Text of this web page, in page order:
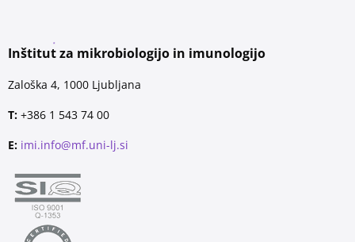
Inštitut za mikrobiologijo in imunologijo
Zaloška 4, 1000 Ljubljana
T: +386 1 543 74 00
E: imi.info@mf.uni-lj.si